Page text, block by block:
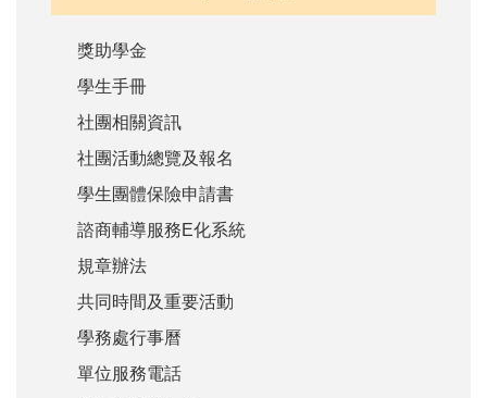
獎助學金
學生手冊
社團相關資訊
社團活動總覽及報名
學生團體保險申請書
諮商輔導服務E化系統
規章辦法
共同時間及重要活動
學務處行事曆
單位服務電話